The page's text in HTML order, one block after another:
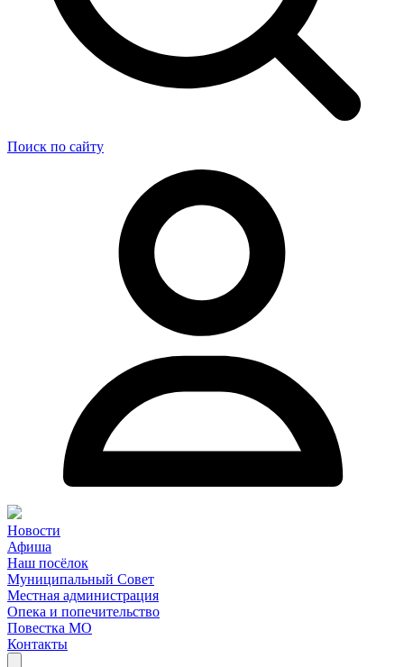
Поиск по сайту
Новости
Афиша
Наш посёлок
Муниципальный Совет
Местная администрация
Опека и попечительство
Повестка МО
Контакты